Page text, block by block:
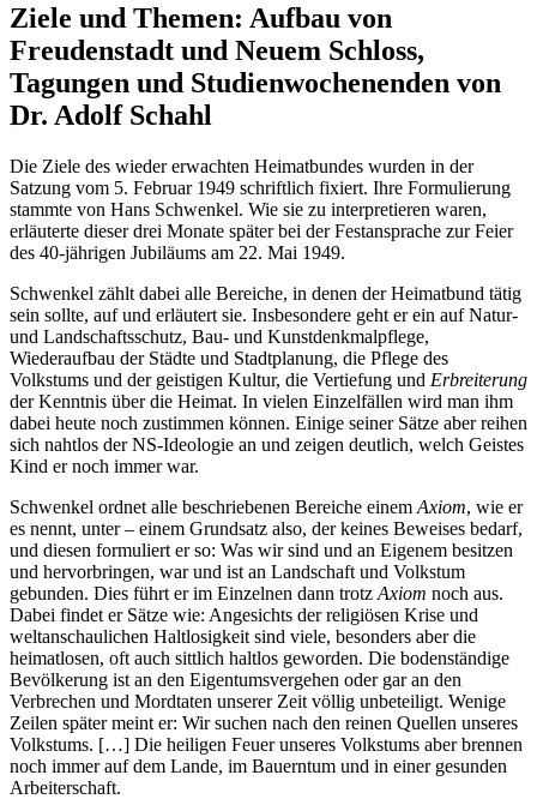
Ziele und Themen: Aufbau von
Freudenstadt und Neuem Schloss,
Tagungen und Studienwochenenden von
Dr. Adolf Schahl
Die Ziele des wieder erwachten Heimatbundes wurden in der
Satzung vom 5. Februar 1949 schriftlich fixiert. Ihre Formulierung
stammte von Hans Schwenkel. Wie sie zu interpretieren waren,
erläuterte dieser drei Monate später bei der Festansprache zur Feier
des 40-jährigen Jubiläums am 22. Mai 1949.
Schwenkel zählt dabei alle Bereiche, in denen der Heimatbund tätig
sein sollte, auf und erläutert sie. Insbesondere geht er ein auf Natur-
und Landschaftsschutz, Bau- und Kunstdenkmalpflege,
Wiederaufbau der Städte und Stadtplanung, die Pflege des
Volkstums und der geistigen Kultur, die Vertiefung und Erbreiterung
der Kenntnis über die Heimat. In vielen Einzelfällen wird man ihm
dabei heute noch zustimmen können. Einige seiner Sätze aber reihen
sich nahtlos der NS-Ideologie an und zeigen deutlich, welch Geistes
Kind er noch immer war.
Schwenkel ordnet alle beschriebenen Bereiche einem Axiom, wie er
es nennt, unter – einem Grundsatz also, der keines Beweises bedarf,
und diesen formuliert er so: Was wir sind und an Eigenem besitzen
und hervorbringen, war und ist an Landschaft und Volkstum
gebunden. Dies führt er im Einzelnen dann trotz Axiom noch aus.
Dabei findet er Sätze wie: Angesichts der religiösen Krise und
weltanschaulichen Haltlosigkeit sind viele, besonders aber die
heimatlosen, oft auch sittlich haltlos geworden. Die bodenständige
Bevölkerung ist an den Eigentumsvergehen oder gar an den
Verbrechen und Mordtaten unserer Zeit völlig unbeteiligt. Wenige
Zeilen später meint er: Wir suchen nach den reinen Quellen unseres
Volkstums. […] Die heiligen Feuer unseres Volkstums aber brennen
noch immer auf dem Lande, im Bauerntum und in einer gesunden
Arbeiterschaft.